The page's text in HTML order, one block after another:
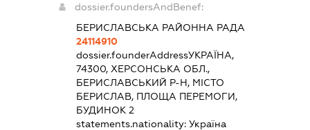
dossier.foundersAndBenef:
БЕРИСЛАВСЬКА РАЙОННА РАДА
24114910
dossier.founderAddressУКРАЇНА,
74300, ХЕРСОНСЬКА ОБЛ.,
БЕРИСЛАВСЬКИЙ Р-Н, МІСТО
БЕРИСЛАВ, ПЛОЩА ПЕРЕМОГИ,
БУДИНОК 2
statements.nationality: Україна